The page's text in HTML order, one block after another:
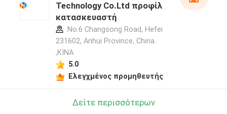
Technology Co.Ltd προφίλ
κατασκευαστή
No.6 Changsong Road, Hefei
231602, Anhui Province, China.
,ΚΙΝΑ
5.0
Ελεγχμένος προμηθευτής
Δείτε περισσότερων